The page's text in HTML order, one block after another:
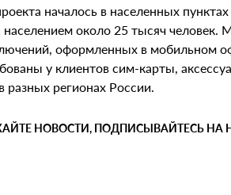
началось в населенных
населением около 25 тысяч
оформленных в мобильном
у клиентов сим-карты,
разных регионах России.
НОВОСТИ, ПОДПИСЫВАЙТЕСЬ НА